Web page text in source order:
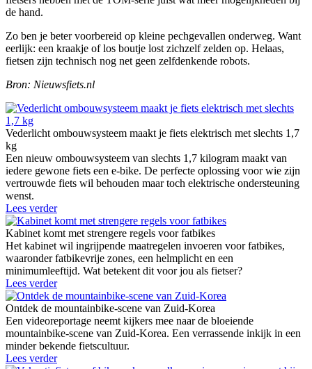
de hand.
Zo ben je beter voorbereid op kleine pechgevallen onderweg. Want
eerlijk: een kraakje of los boutje lost zichzelf zelden op. Helaas,
fietsen zijn technisch nog net geen zelfdenkende robots.
Bron: Nieuwsfiets.nl
Vederlicht ombouwsysteem maakt je fiets elektrisch met slechts 1,7
kg
Een nieuw ombouwsysteem van slechts 1,7 kilogram maakt van
iedere gewone fiets een e-bike. De perfecte oplossing voor wie zijn
vertrouwde fiets wil behouden maar toch elektrische ondersteuning
wenst.
Lees verder
Kabinet komt met strengere regels voor fatbikes
Het kabinet wil ingrijpende maatregelen invoeren voor fatbikes,
waaronder fatbikevrije zones, een helmplicht en een
minimumleeftijd. Wat betekent dit voor jou als fietser?
Lees verder
Ontdek de mountainbike-scene van Zuid-Korea
Een videoreportage neemt kijkers mee naar de bloeiende
mountainbike-scene van Zuid-Korea. Een verrassende inkijk in een
minder bekende fietscultuur.
Lees verder